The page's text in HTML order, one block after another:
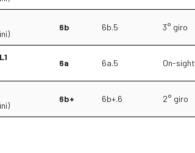
6b 6b.5 3° giro
6a 6a.5 On-sight
6b+ 6b+.6 2° giro